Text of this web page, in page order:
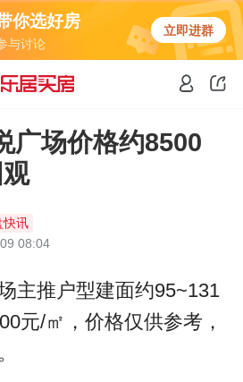
你选好房
与讨论
立即进群
广场价格约8500
快讯
08:04
主推户型建面约95~131
元/㎡，价格仅供参考，